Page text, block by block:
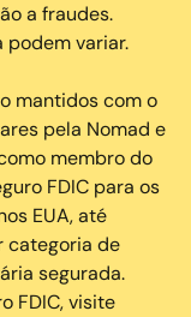
a fraudes.
podem variar.
mantidos com o
pela Nomad e
membro do
FDIC para os
EUA, até
categoria de
segurada.
FDIC, visite